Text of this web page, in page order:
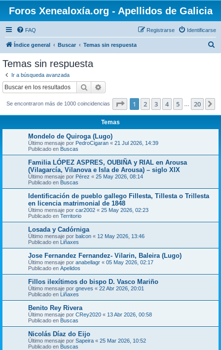
Foros Xenealoxía.org - Apellidos de Galicia
FAQ Identificarse
Registrarse
Índice general Buscar Temas sin respuesta
Temas sin respuesta
Ir a búsqueda avanzada
Buscar
Se encontraron más de 1000 coincidencias Página de 20
1 2 3 4 5 20
Temas
Mondelo de Quiroga (Lugo)
Último mensaje por PedroCigaran « 21 Jul 2026, 14:39
Publicado en Buscas
Familia LÓPEZ ASPRES, OUBIÑA y RIAL en Arousa
(Vilagarcía, Vilanova e Isla de Arousa) – siglo XIX
Último mensaje por Pérez « 25 May 2026, 08:14
Publicado en Buscas
Identificación de pueblo gallego Fillesta, Tillesta o Trillesta
en licencia matrimonial de 1848
Último mensaje por car2002 « 25 May 2026, 02:23
Publicado en Territorio
Losada y Cadórniga
Último mensaje por balcon « 12 May 2026, 13:46
Publicado en Liñaxes
Jose Fernandez Fernandez- Vilarin, Baleira (Lugo)
Último mensaje por anabellagr « 05 May 2026, 02:17
Publicado en Apelidos
Fillos ilexítimos do bispo D. Vasco Mariño
Último mensaje por gneves « 22 Abr 2026, 20:01
Publicado en Liñaxes
Benito Rey Rivera
Último mensaje por CRey2020 « 13 Abr 2026, 00:58
Publicado en Buscas
Nicolás Díaz do Eijo
Último mensaje por Sapeira « 25 Mar 2026, 10:52
Publicado en Buscas